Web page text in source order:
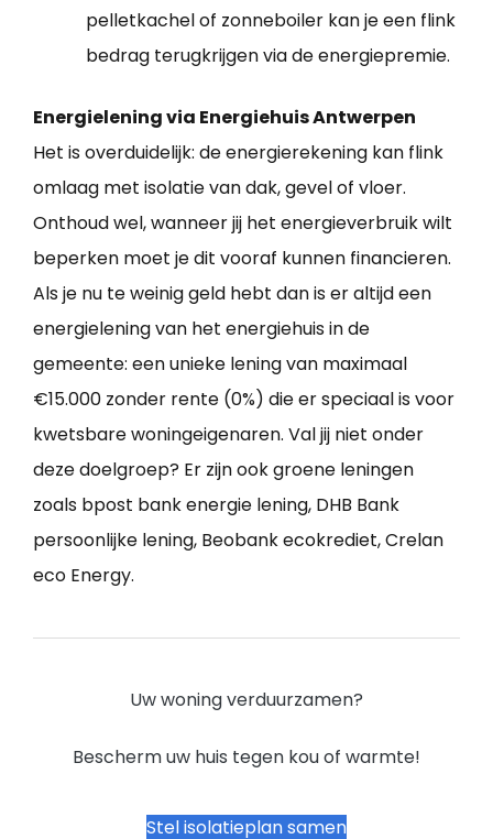
pelletkachel of zonneboiler kan je een flink
bedrag terugkrijgen via de energiepremie.
Energielening via Energiehuis Antwerpen
Het is overduidelijk: de energierekening kan flink
omlaag met isolatie van dak, gevel of vloer.
Onthoud wel, wanneer jij het energieverbruik wilt
beperken moet je dit vooraf kunnen financieren.
Als je nu te weinig geld hebt dan is er altijd een
energielening van het energiehuis in de
gemeente: een unieke lening van maximaal
€15.000 zonder rente (0%) die er speciaal is voor
kwetsbare woningeigenaren. Val jij niet onder
deze doelgroep? Er zijn ook groene leningen
zoals bpost bank energie lening, DHB Bank
persoonlijke lening, Beobank ecokrediet, Crelan
eco Energy.
Uw woning verduurzamen?
Bescherm uw huis tegen kou of warmte!
Stel isolatieplan samen